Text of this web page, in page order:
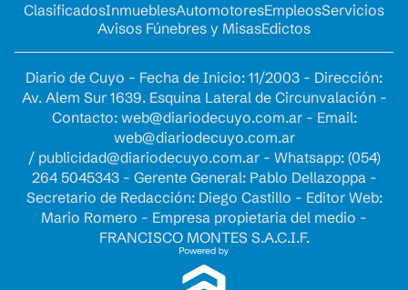
ClasificadosInmueblesAutomotoresEmpleosServicios
Avisos Fúnebres y MisasEdictos
Diario de Cuyo - Fecha de Inicio: 11/2003 - Dirección:
Av. Alem Sur 1639. Esquina Lateral de Circunvalación -
Contacto: web@diariodecuyo.com.ar- Email:
web@diariodecuyo.com.ar
/ publicidad@diariodecuyo.com.ar- Whatsapp: (054)
264 5045343 - Gerente General: Pablo Dellazoppa -
Secretario de Redacción: Diego Castillo - Editor Web:
Mario Romero - Empresa propietaria del medio -
FRANCISCO MONTES S.A.C.I.F.